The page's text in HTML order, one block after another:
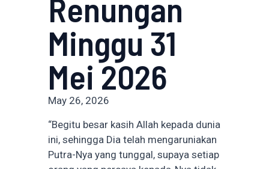
Renungan
Minggu 31
Mei 2026
May 26, 2026
“Begitu besar kasih Allah kepada dunia
ini, sehingga Dia telah mengaruniakan
Putra-Nya yang tunggal, supaya setiap